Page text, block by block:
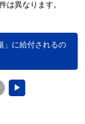
は異なります。
」に給付されるの
▶